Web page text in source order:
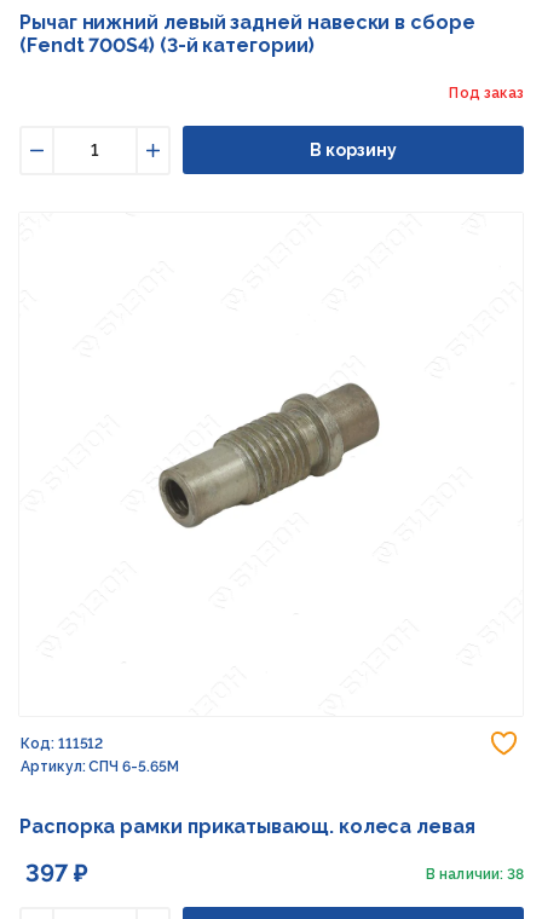
Рычаг нижний левый задней навески в сборе
(Fendt 700S4) (3-й категории)
Под заказ
Увеличить
В корзину
Код: 111512
Артикул: СПЧ 6-5.65М
Распорка рамки прикатывающ. колеса левая
397 ₽ В наличии: 38